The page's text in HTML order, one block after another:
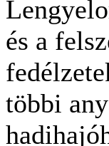
és a
többi